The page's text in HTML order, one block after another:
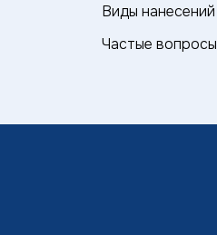
Виды нанесений
Частые вопросы